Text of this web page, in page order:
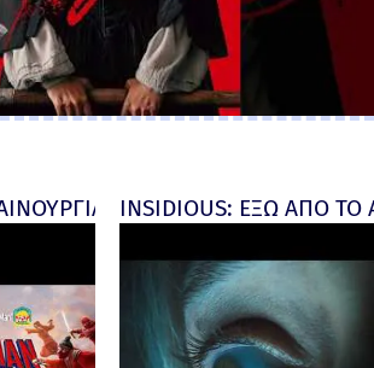
ΜΕΡΑ (Spider-Man:
INSIDIOUS: ΕΞΩ ΑΠΟ